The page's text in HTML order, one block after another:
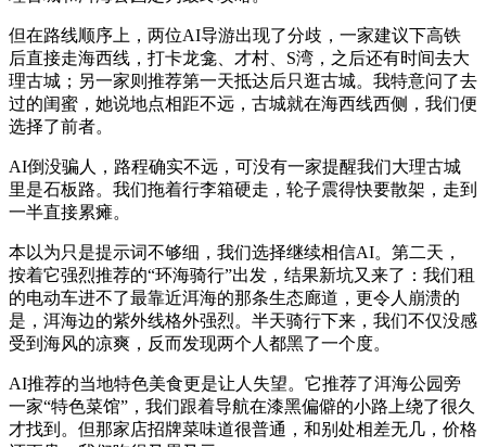
但在路线顺序上，两位AI导游出现了分歧，一家建议下高铁
后直接走海西线，打卡龙龛、才村、S湾，之后还有时间去大
理古城；另一家则推荐第一天抵达后只逛古城。我特意问了去
过的闺蜜，她说地点相距不远，古城就在海西线西侧，我们便
选择了前者。
AI倒没骗人，路程确实不远，可没有一家提醒我们大理古城
里是石板路。我们拖着行李箱硬走，轮子震得快要散架，走到
一半直接累瘫。
本以为只是提示词不够细，我们选择继续相信AI。第二天，
按着它强烈推荐的“环海骑行”出发，结果新坑又来了：我们租
的电动车进不了最靠近洱海的那条生态廊道，更令人崩溃的
是，洱海边的紫外线格外强烈。半天骑行下来，我们不仅没感
受到海风的凉爽，反而发现两个人都黑了一个度。
AI推荐的当地特色美食更是让人失望。它推荐了洱海公园旁
一家“特色菜馆”，我们跟着导航在漆黑偏僻的小路上绕了很久
才找到。但那家店招牌菜味道很普通，和别处相差无几，价格